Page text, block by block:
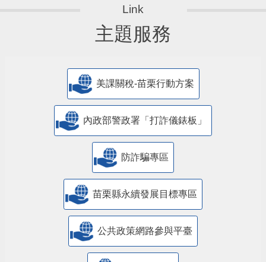
主題服務
美課關稅-苗栗行動方案
內政部警政署「打詐儀錶板」
防詐騙專區
苗栗縣永續發展目標專區
公共政策網路參與平臺